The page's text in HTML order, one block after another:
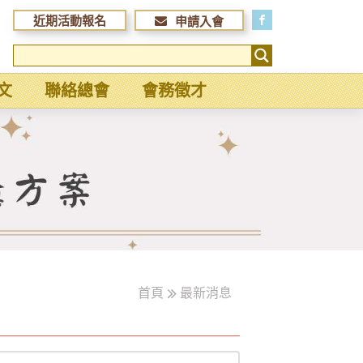
近期活動報名 申請入會
聯絡總會 會務徵才
首頁 最新消息